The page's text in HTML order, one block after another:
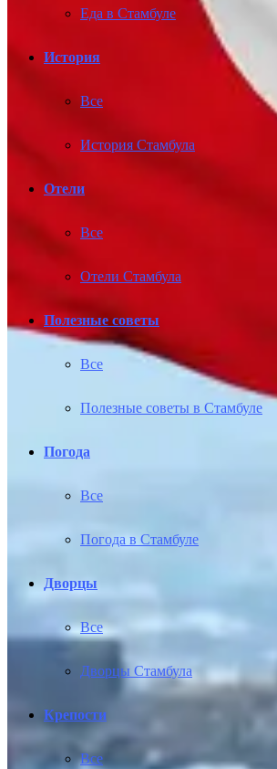
Еда в Стамбуле
История
Все
История Стамбула
Отели
Все
Отели Стамбула
Полезные советы
Все
Полезные советы в Стамбуле
Погода
Все
Погода в Стамбуле
Дворцы
Все
Дворцы Стамбула
Крепости
Все